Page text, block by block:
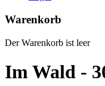
Warenkorb
Der Warenkorb ist leer
Im Wald -